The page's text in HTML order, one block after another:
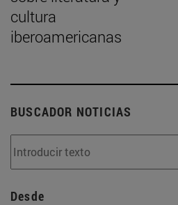
cultura
iberoamericanas
BUSCADOR NOTICIAS
Desde